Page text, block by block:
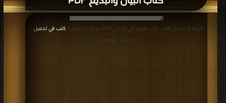
قراءة و تحميل كتاب كتاب البيان في التبيان PDF مجانا | مكتبة > كتب في تحميل
التحميل : مرة/مرات